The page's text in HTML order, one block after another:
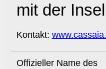
Länder
Reich der Mitte
Karte
mit der
Kontakt:
Offizieller Name des